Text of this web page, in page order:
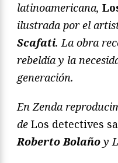
latinoamericana,
ilustrada por el
Scafati. La obra
rebeldía y la
generación.
En Zenda
de Los detectives
Roberto Bolaño y